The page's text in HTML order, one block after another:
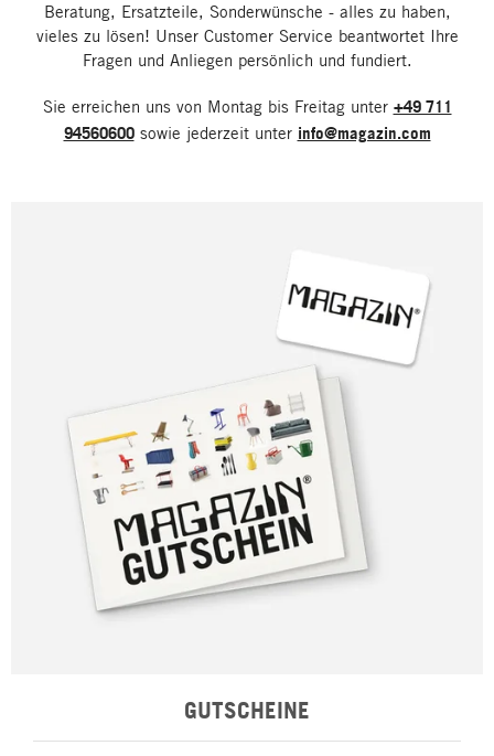
Beratung, Ersatzteile, Sonderwünsche - alles zu haben,
vieles zu lösen! Unser Customer Service beantwortet Ihre
Fragen und Anliegen persönlich und fundiert.
Sie erreichen uns von Montag bis Freitag unter +49 711
94560600sowie jederzeit unter info@magazin.com
GUTSCHEINE